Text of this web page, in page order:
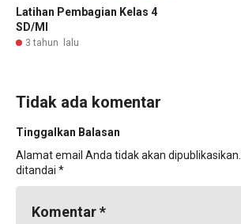
Latihan Pembagian Kelas 4
SD/MI
3 tahun lalu
Tidak ada komentar
Tinggalkan Balasan
Alamat email Anda tidak akan dipublikasikan.
ditandai *
Komentar*